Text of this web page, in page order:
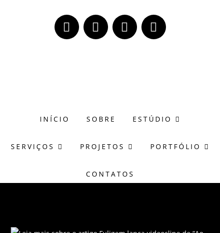
INÍCIO SOBRE ESTÚDIO
SERVIÇOS PROJETOS PORTFÓLIO
CONTATOS